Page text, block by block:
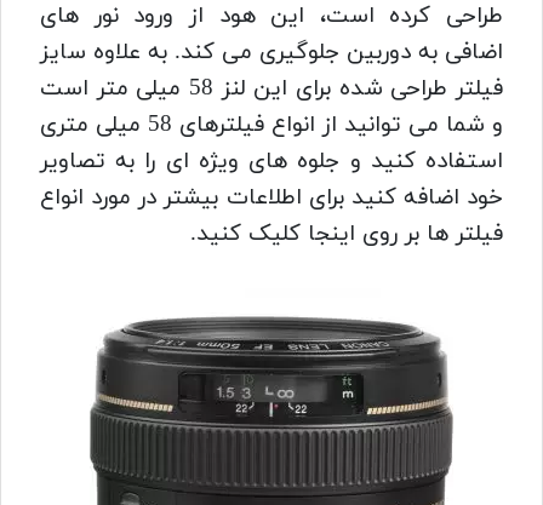
طراحی کرده است، این هود از ورود نور های
اضافی به دوربین جلوگیری می کند. به علاوه سایز
فیلتر طراحی شده برای این لنز 58 میلی متر است
و شما می توانید از انواع فیلترهای 58 میلی متری
استفاده کنید و جلوه های ویژه ای را به تصاویر
خود اضافه کنید برای اطلاعات بیشتر در مورد انواع
فیلتر ها بر روی اینجا کلیک کنید.